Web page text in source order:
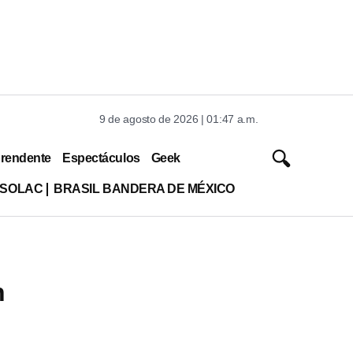
9 de agosto de 2026 | 01:47 a.m.
Espectáculos Geek
BRASIL BANDERA DE MÉXICO